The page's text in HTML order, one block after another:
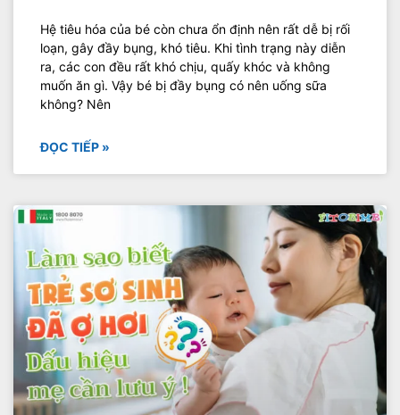
Hệ tiêu hóa của bé còn chưa ổn định nên rất dễ bị rối
loạn, gây đầy bụng, khó tiêu. Khi tình trạng này diễn
ra, các con đều rất khó chịu, quấy khóc và không
muốn ăn gì. Vậy bé bị đầy bụng có nên uống sữa
không? Nên
ĐỌC TIẾP »